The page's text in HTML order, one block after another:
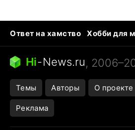
Ответ на хамство
Хобби для
Бензин 100 vs 95
Тунцы в
Следующая пандемия
Hi-News.ru,
Темы Авторы О проекте
Реклама